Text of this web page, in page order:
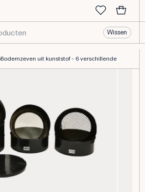
Wissen
Bodemzeven uit kunststof - 6 verschillende